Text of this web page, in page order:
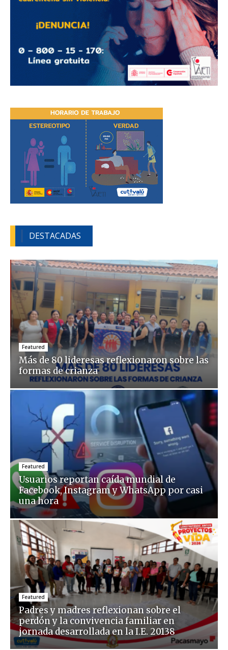
DESTACADAS
Featured
Más de 80 lideresas reflexionaron sobre las
formas de crianza
Featured
Usuarios reportan caída mundial de
Facebook, Instagram y WhatsApp por casi
una hora
Featured
Padres y madres reflexionan sobre el
perdón y la convivencia familiar en
jornada desarrollada en la I.E. 20138